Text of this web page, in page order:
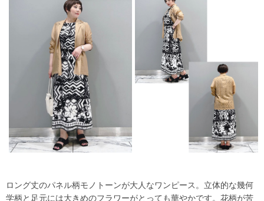
ロング丈のパネル柄モノトーンが大人なワンピース。立体的な幾何
学柄と足元には大きめのフラワーがとっても華やかです。花柄が苦